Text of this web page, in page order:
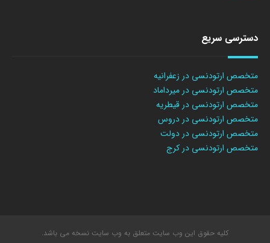
دسترسی سریع
متخصص ارتودنسی در زعفرانیه
متخصص ارتودنسی در میرداماد
متخصص ارتودنسی در قیطریه
متخصص ارتودنسی در دروس
متخصص ارتودنسی در دولت
متخصص ارتودنسی در کرج
کلیه حقوق این وب سایت متعلق به وب سایت نسخه می باشد.